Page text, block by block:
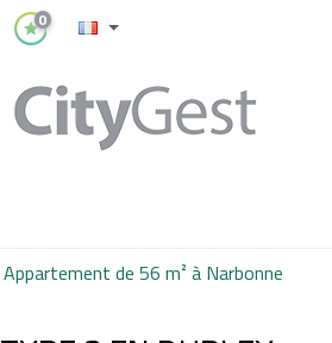
0
Appartement de 56 m² à Narbonne